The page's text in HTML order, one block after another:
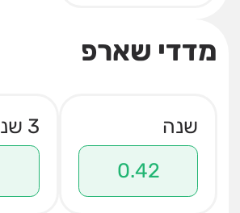
מדדי שארפ
שנה
0.42
3 שנים